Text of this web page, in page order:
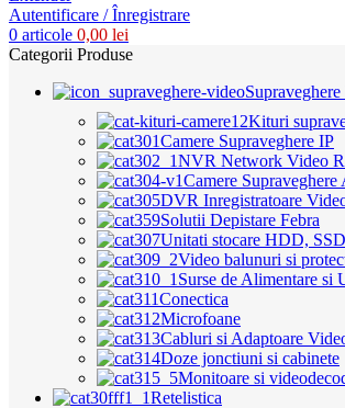
Autentificare / Înregistrare
0 articole 0,00 lei
Categorii Produse
Kituri
Camere Supraveghere IP
NVR Network Video
Camere Supraveghere
DVR Inregistratoare
Solutii Depistare Febra
Unitati stocare HDD,
Video balunuri si
Surse de Alimentare si
Conectica
Microfoane
Cabluri si Adaptoare
Doze jonctiuni si cabinete
Monitoare si
Retelistica